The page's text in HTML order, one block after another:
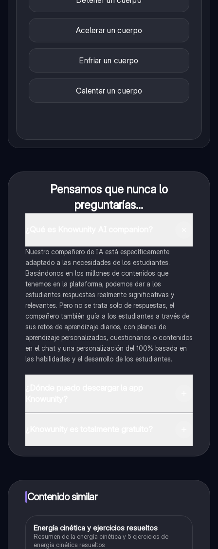
Acelerar un cuerpo
Enfriar un cuerpo
Calentar un cuerpo
Pensamos que nunca lo
preguntarías...
Nuestro compañero de IA está específicamente
adaptado a las necesidades de los estudiantes.
Basándonos en los millones de contenidos que
tenemos en la plataforma, podemos dar a los
estudiantes respuestas realmente significativas y
relevantes. Pero no se trata solo de respuestas, el
compañero también guía a los estudiantes a través de
sus retos de aprendizaje diarios, con planes de
aprendizaje personalizados, cuestionarios o contenidos
en el chat y una personalización del 100% basada en
las habilidades y el desarrollo de los estudiantes.
a determinadas funciones.
Contenido similar
Física
Energía cinética y ejercicios resueltos
Resumen de la energía cinética y 5 ejercicios de
energía cinética resueltos